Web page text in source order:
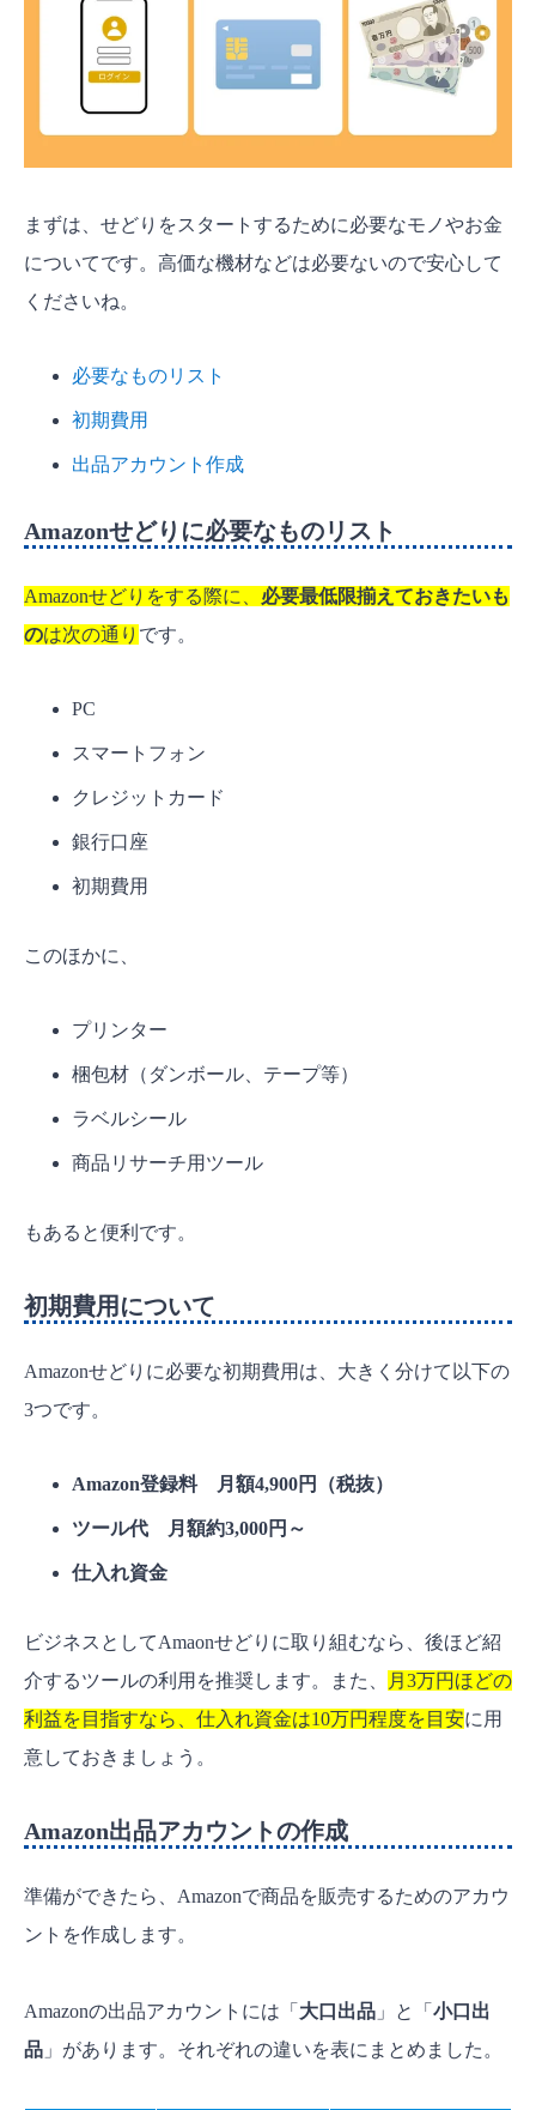
まずは、せどりをスタートするために必要なモノやお金
についてです。高価な機材などは必要ないので安心して
くださいね。
必要なものリスト
初期費用
出品アカウント作成
Amazonせどりに必要なものリスト
Amazonせどりをする際に、 必要最低限揃えておきたいも
のは次の通り です。
PC
スマートフォン
クレジットカード
銀行口座
初期費用
このほかに、
プリンター
梱包材（ダンボール、テープ等）
ラベルシール
商品リサーチ用ツール
もあると便利です。
初期費用について
Amazonせどりに必要な初期費用は、大きく分けて以下の
3つです。
Amazon登録料 月額4,900円（税抜）
ツール代 月額約3,000円～
仕入れ資金
ビジネスとしてAmaonせどりに取り組むなら、後ほど紹
介するツールの利用を推奨します。また、
月3万円ほどの
利益を目指すなら、仕入れ資金は10万円程度を目安に用
意しておきましょう。
Amazon出品アカウントの作成
準備ができたら、Amazonで商品を販売するためのアカウ
ントを作成します。
Amazonの出品アカウントには「 大口出品 」と「 小口出
品 」があります。それぞれの違いを表にまとめました。